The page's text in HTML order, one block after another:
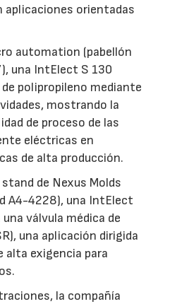
aplicaciones orientadas
automation (pabellón
una IntElect S 130
polipropileno mediante
mostrando la
de proceso de las
eléctricas en
de alta producción.
de Nexus Molds
A4-4228), una IntElect
válvula médica de
una aplicación dirigida
alta exigencia para
la compañía